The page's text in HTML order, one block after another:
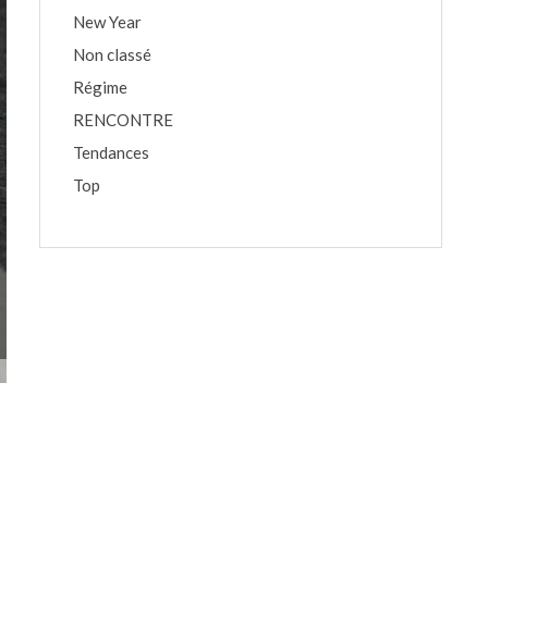
New Year
Non classé
Régime
RENCONTRE
Tendances
Top